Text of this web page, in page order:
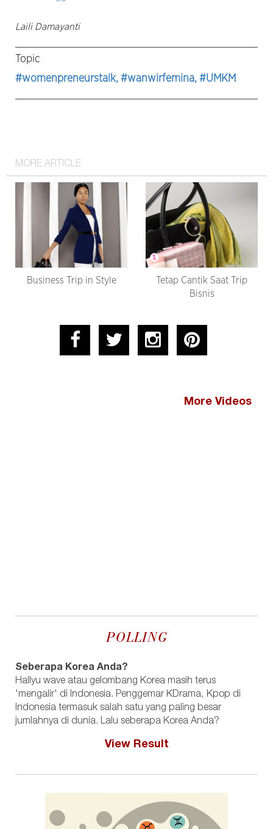
Laili Damayanti
Topic
#womenpreneurstalk, #wanwirfemina, #UMKM
MORE ARTICLE
Business Trip in Style
Tetap Cantik Saat Trip
Bisnis
More Videos
POLLING
Seberapa Korea Anda?
Hallyu wave atau gelombang Korea masih terus
'mengalir' di Indonesia. Penggemar KDrama, Kpop di
Indonesia termasuk salah satu yang paling besar
jumlahnya di dunia. Lalu seberapa Korea Anda?
View Result